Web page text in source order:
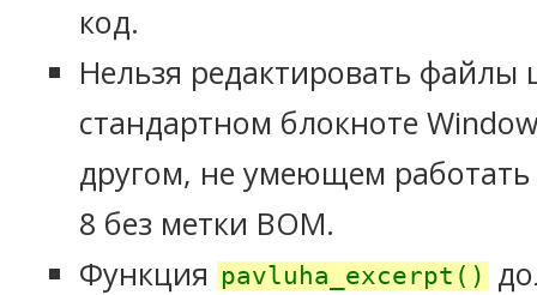
код.
Нельзя редактировать файлы
стандартном блокноте
другом, не умеющем работать
8 без метки BOM.
Функция pavluha_excerpt()